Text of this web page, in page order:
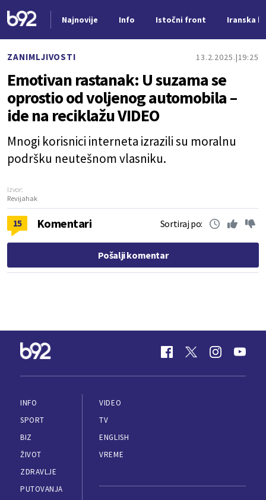
Najnovije Info Istočni front Iranska
ZANIMLJIVOSTI 13.2.2025. 19:25
Emotivan rastanak: U suzama se
oprostio od voljenog automobila –
ide na reciklažu VIDEO
Mnogi korisnici interneta izrazili su moralnu
podršku neutešnom vlasniku.
Izvor:
Revijahak
15 Komentari Sortiraj po:
Pošalji komentar
INFO
SPORT
BIZ
ŽIVOT
ZDRAVLJE
PUTOVANJA
VIDEO
TV
ENGLISH
VREME